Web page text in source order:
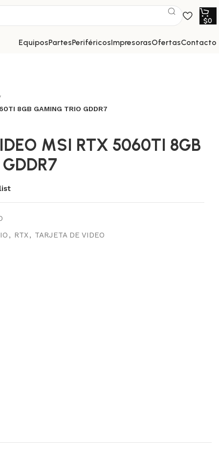
$0
equipos partes periféricos impresoras ofertas contacto
8GB GAMING TRIO GDDR7
MSI RTX 5060TI 8GB
, RTX, TARJETA DE VIDEO